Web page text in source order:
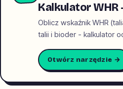
Kalkulator
Oblicz wskaźnik WHR
talii i bioder - kalkulator
Otwórz narzędzie →